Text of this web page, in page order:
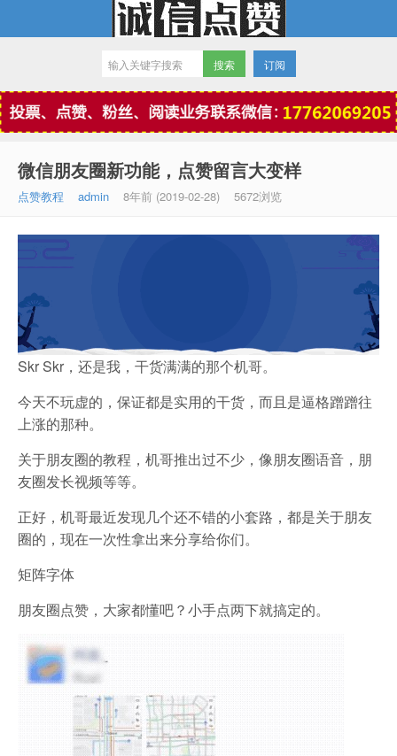
微信点赞
订阅
微信朋友圈新功能，点赞留言大变样
点赞教程 admin 8年前 (2019-02-28) 5672浏览
Skr Skr，还是我，干货满满的那个机哥。
今天不玩虚的，保证都是实用的干货，而且是逼格蹭蹭往
上涨的那种。
关于朋友圈的教程，机哥推出过不少，像朋友圈语音，朋
友圈发长视频等等。
正好，机哥最近发现几个还不错的小套路，都是关于朋友
圈的，现在一次性拿出来分享给你们。
矩阵字体
朋友圈点赞，大家都懂吧？小手点两下就搞定的。